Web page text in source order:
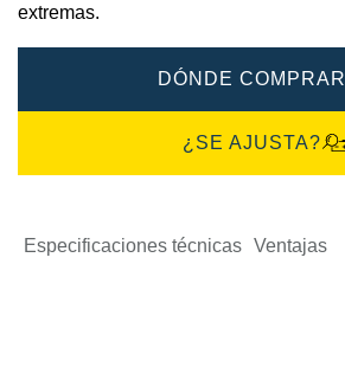
extremas.
DÓNDE COMPRAR
¿SE AJUSTA?
Especificaciones técnicas Ventajas